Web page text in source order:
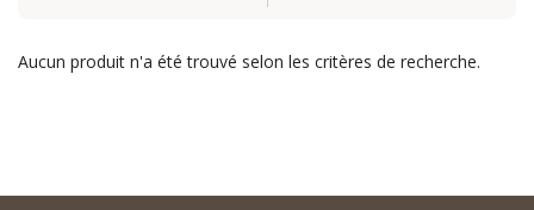
Aucun produit n'a été trouvé selon les critères de recherche.